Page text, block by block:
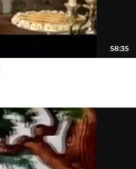
58:35